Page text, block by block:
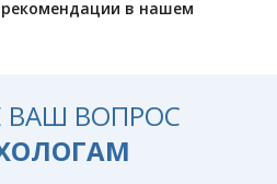
в нашем
ВАШ ВОПРОС